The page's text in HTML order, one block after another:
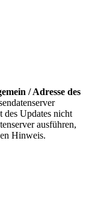
/ Adresse des
des Updates nicht
ausführen,
Hinweis.